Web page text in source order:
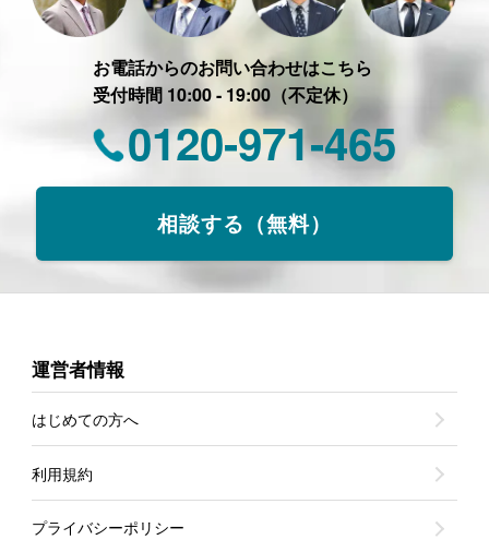
お電話からのお問い合わせはこちら
受付時間 10:00 - 19:00（不定休）
0120-971-465
相談する（無料）
運営者情報
はじめての方へ
利用規約
プライバシーポリシー